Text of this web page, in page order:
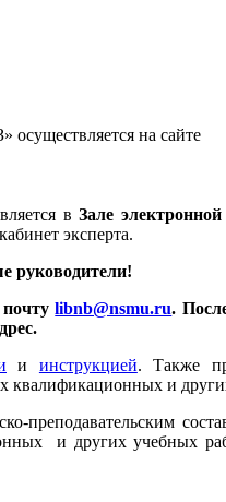
на сайте
вЗале
эксперта.
руководители!
почтуlibnb@nsmu.ru.
и инструкцией. Также
квалификационных и
преподавательским
и других учебных